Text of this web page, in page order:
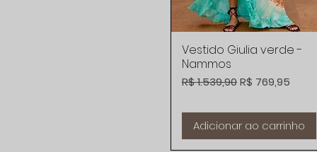
Visualização rápida
Vestido Giulia verde -
Nammos
Preço normal
R$ 1.539,90Preço
R$ 769,95
Adicionar ao carrinho